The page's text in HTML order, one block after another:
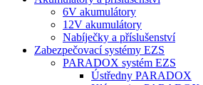
6V akumulátory
12V akumulátory
Nabíječky a příslušenství
Zabezpečovací systémy EZS
PARADOX systém EZS
Ústředny PARADOX